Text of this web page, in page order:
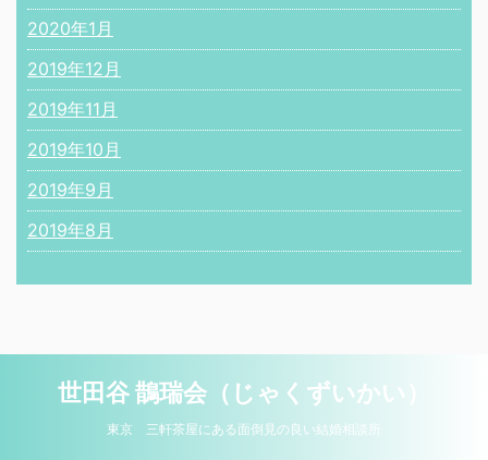
2020年1月
2019年12月
2019年11月
2019年10月
2019年9月
2019年8月
世田谷 鵲瑞会（じゃくずいかい）
東京 三軒茶屋にある面倒見の良い結婚相談所